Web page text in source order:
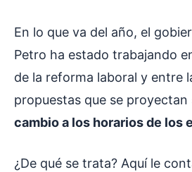
En lo que va del año, el
Petro ha estado trabajando
de la reforma laboral y entre
propuestas que se proyectan
cambio a los horarios de los
¿De qué se trata? Aquí le